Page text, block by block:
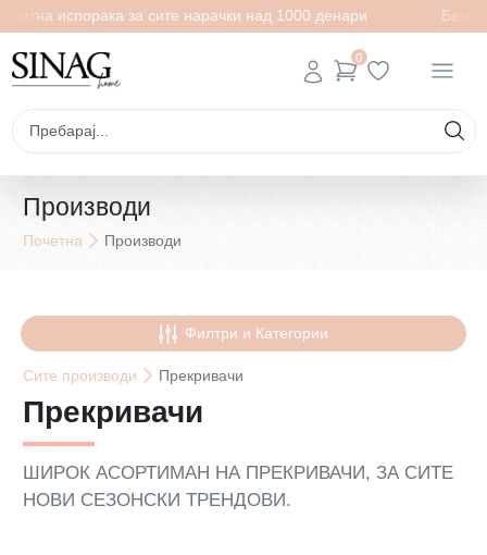
за сите нарачки над 1000 денари Бесплатна
0
Производи
Почетна Производи
Филтри и Категории
Сите производи Прекривачи
Прекривачи
ШИРОК АСОРТИМАН НА ПРЕКРИВАЧИ, ЗА СИТЕ
НОВИ СЕЗОНСКИ ТРЕНДОВИ.